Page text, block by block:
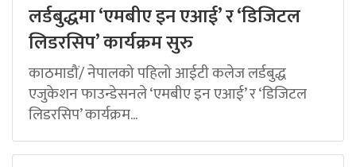
लर्डबुद्धमा ‘एमबीए इन एआई’ र ‘डिजिटल
लिडरसिप’ कार्यक्रम सुरु
काठमाडौं/ नेपालको पहिलो आईटी कलेज लर्डबुद्ध
एजुकेशन फाउन्डेसनले ‘एमबीए इन एआई’ र ‘डिजिटल
लिडरसिप’ कार्यक्रम...